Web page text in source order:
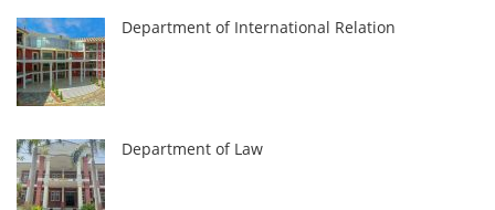
Department of International Relation
Department of Law